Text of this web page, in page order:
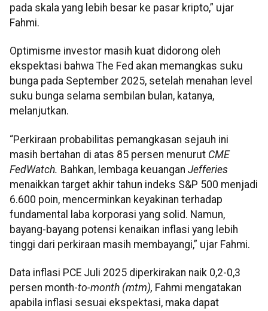
pada skala yang lebih besar ke pasar kripto,” ujar
Fahmi.
Optimisme investor masih kuat didorong oleh
ekspektasi bahwa The Fed akan memangkas suku
bunga pada September 2025, setelah menahan level
suku bunga selama sembilan bulan, katanya,
melanjutkan.
“Perkiraan probabilitas pemangkasan sejauh ini
masih bertahan di atas 85 persen menurut CME
FedWatch. Bahkan, lembaga keuangan Jefferies
menaikkan target akhir tahun indeks S&P 500 menjadi
6.600 poin, mencerminkan keyakinan terhadap
fundamental laba korporasi yang solid. Namun,
bayang-bayang potensi kenaikan inflasi yang lebih
tinggi dari perkiraan masih membayangi,” ujar Fahmi.
Data inflasi PCE Juli 2025 diperkirakan naik 0,2-0,3
persen month-to-month (mtm), Fahmi mengatakan
apabila inflasi sesuai ekspektasi, maka dapat